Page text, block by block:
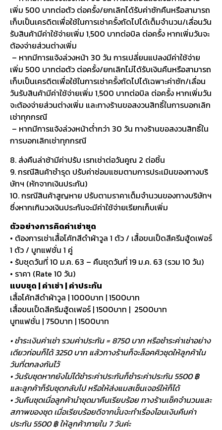
เพิ่ม 500 บาทต่อตัว ต่อครั้ง/ยกเลิกได้รับค่าซักคืนหรือสามารถ
เก็บเป็นเครดิตเพื่อใช้ในการเช่าครั้งถัดไปได้เต็มจำนวน/เลื่อนวัน
รับสินค้ามีค่าใช้จ่ายเพิ่ม 1,500 บาทต่อบิล ต่อครั้ง หากเพิ่มวันจะ
ต้องจ่ายส่วนต่างเพิ่ม
– หากมีการแจ้งล่วงหน้า 30 วัน การเปลี่ยนแปลงมีค่าใช้จ่าย
เพิ่ม 500 บาทต่อตัว ต่อครั้ง/ยกเลิกไม่ได้รับเงินคืนหรือสามารถ
เก็บเป็นเครดิตเพื่อใช้ในการเช่าครั้งถัดไปได้เฉพาะค่าซัก/เลื่อน
วันรับสินค้ามีค่าใช้จ่ายเพิ่ม 1,500 บาทต่อบิล ต่อครั้ง หากเพิ่มวัน
จะต้องจ่ายส่วนต่างเพิ่ม และทางร้านขอสงวนสิทธิ์ในการบอกเลิก
เช่าทุกกรณี
– หากมีการแจ้งล่วงหน้าต่ำกว่า 30 วัน ทางร้านขอสงวนสิทธิ์ใน
การบอกเลิกเช่าทุกกรณี
8. ส่งคืนล่าช้ามีค่าปรับ เรทเช่าต่อวันคูณ 2 ต่อชิ้น
9. กรณีสินค้าชำรุด ปรับค่าซ่อมแซมตามการประเมินของทางบริ
ษัทฯ (หักจากเงินประกัน)
10. กรณีสินค้าสูญหาย ปรับตามราคาเต็มจำนวนของทางบริษัทฯ
ซึ่งหากเกินวงเงินประกันจะมีค่าใช้จ่ายเรียกเก็บเพิ่ม
ตัวอย่างการคิดค่าเช่าชุด
• ต้องการเช่าเสื้อโค้ทสีดำผ้าวูล 1 ตัว / เสื้อขนเป็ดสีครีมฮู้ดเฟอร์
1 ตัว / บูทแฟชั่น 1 คู่
• รับชุดวันที่ 10 ม.ค. 63 – คืนชุดวันที่ 19 ม.ค. 63 (รวม 10 วัน)
• ราคา (Rate 10 วัน)
แบบชุด | ค่าเช่า | ค่าประกัน
เสื้อโค้ทสีดำผ้าวูล | 1000บาท | 1500บาท
เสื้อขนเป็ดสีครีมฮู้ดเฟอร์ | 1500บาท | 2500บาท
บูทแฟชั่น | 750บาท | 1500บาท
• ชำระเงินค่าเช่า รวมค่าประกัน = 8750 บาท หรือชำระค่าเช่าอย่าง
เดียวก่อนก็ได้ 3250 บาท แล้วทางร้านก็จะล็อคคิวชุดให้ลูกค้าใน
วันที่ตกลงกันไว้
• วันรับชุดหากยังไม่ได้ชำระค่าประกันก็ชำระค่าประกัน 5500 ฿
และลูกค้าก็รับชุดกลับไป หรือให้ส่งแมสเซ็นเจอร์ให้ก็ได้
• วันคืนชุดเมื่อลูกค้านำชุดมาคืนเรียบร้อย ทางร้านเช็คจำนวนและ
สภาพของชุด เมื่อเรียบร้อยดีจากนั้นจะทำเรื่องโอนเงินคืนค่า
ประกัน 5500 ฿ ให้ลูกค้าภายใน 7 วันค่ะ